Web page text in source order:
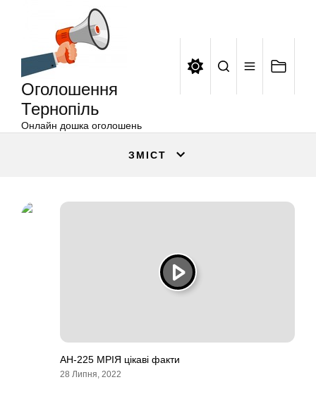
Оголошення
Тернопіль
Онлайн дошка оголошень
ЗМІСТ
АН-225 МРІЯ цікаві факти
28 Липня, 2022